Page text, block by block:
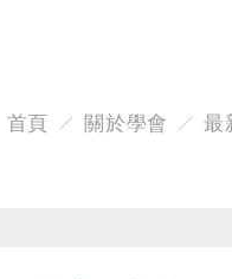
首頁 關於學會 最